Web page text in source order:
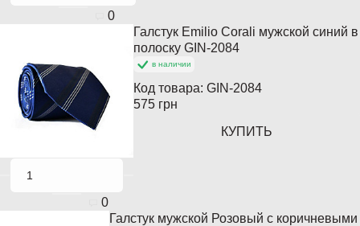
0
0
Галстук Emilio Corali мужской синий в
полоску GIN-2084
в наличии
Код товара: GIN-2084
575 грн
КУПИТЬ
Галстук мужской Розовый с коричневыми